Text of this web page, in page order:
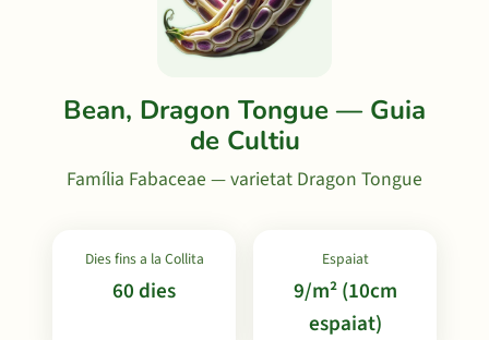
Bean, Dragon Tongue — Guia
de Cultiu
Família Fabaceae — varietat Dragon Tongue
Dies fins a la Collita
60 dies
Espaiat
9/m² (10cm
espaiat)